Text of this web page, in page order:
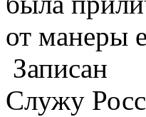
от манеры
Записан
Служу